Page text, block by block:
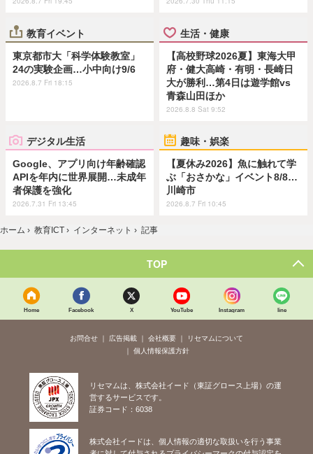
教育イベント
東京都市大「科学体験教室」
24の実験企画…小中向け9/6
2026.8.7 Fri 18:15
生活・健康
【高校野球2026夏】東海大甲
府・健大高崎・有明・長崎日
大が勝利…第4日は遊学館vs
青森山田ほか
2026.8.8 Sat 9:52
デジタル生活
Google、アプリ向け年齢確認
APIを年内に世界展開…未成年
者保護を強化
2026.7.31 Fri 13:45
趣味・娯楽
【夏休み2026】魚に触れて学
ぶ「おさかな」イベント8/8…
川崎市
2026.8.7 Fri 10:45
ホーム › 教育ICT › インターネット › 記事
TOP
Home Facebook X YouTube Instagram line
お問合せ 広告掲載 会社概要
リセマムについて
個人情報保護方針
リセマムは、株式会社イード（東証グロース上場）の運
営するサービスです。
証券コード：6038
株式会社イードは、個人情報の適切な取扱いを行う事業